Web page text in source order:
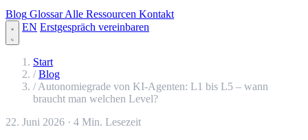
Blog Glossar Alle Ressourcen Kontakt
EN Erstgespräch vereinbaren
Start
/ Blog
/ Autonomiegrade von KI-Agenten: L1 bis L5 – wann
braucht man welchen Level?
22. Juni 2026 · 4 Min. Lesezeit